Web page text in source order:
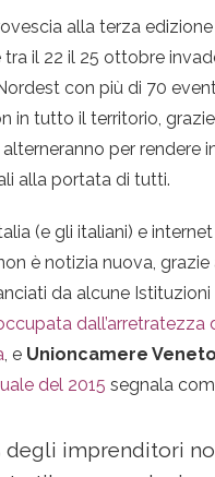
alla terza edizione
tra il 22 il 25 ottobre
con più di 70
in tutto il territorio,
per rendere
alla portata di tutti.
(e gli italiani) e
è notizia nuova, grazie
da alcune Istituzioni
dall’arretratezza
, e Unioncamere
del 2015 segnala
degli imprenditori